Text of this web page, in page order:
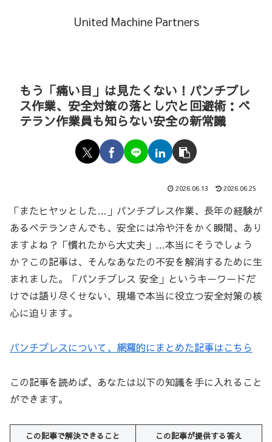
United Machine Partners
もう「痛い目」は見たくない！パンチプレ
ス作業、安全対策の落とし穴と回避術：ベ
テラン作業員も知らない安全の新常識
2026.06.13 2026.06.25
「またヒヤッとした…」パンチプレス作業、長年の経験が
あるベテランさんでも、安全には冷や汗をかく瞬間、あり
ますよね？「慣れたから大丈夫」…本当にそうでしょう
か？この記事は、そんなあなたの不安を解消するために生
まれました。「パンチプレス 安全」というキーワードだ
けでは語り尽くせない、現場で本当に役立つ安全対策の核
心に迫ります。
パンチプレスについて、網羅的にまとめた記事はこちら
この記事を読めば、あなたは以下の知識を手に入れること
ができます。
この記事で解決できること この記事が提供する答え